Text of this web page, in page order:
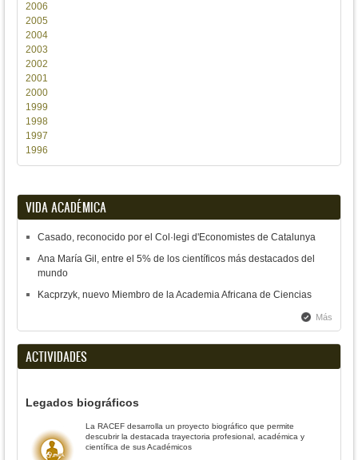
2006
2005
2004
2003
2002
2001
2000
1999
1998
1997
1996
VIDA ACADÉMICA
Casado, reconocido por el Col·legi d'Economistes de Catalunya
Ana María Gil, entre el 5% de los científicos más destacados del
mundo
Kacprzyk, nuevo Miembro de la Academia Africana de Ciencias
Más
ACTIVIDADES
Legados biográficos
La RACEF desarrolla un proyecto biográfico que permite
descubrir la destacada trayectoria profesional, académica y
científica de sus Académicos